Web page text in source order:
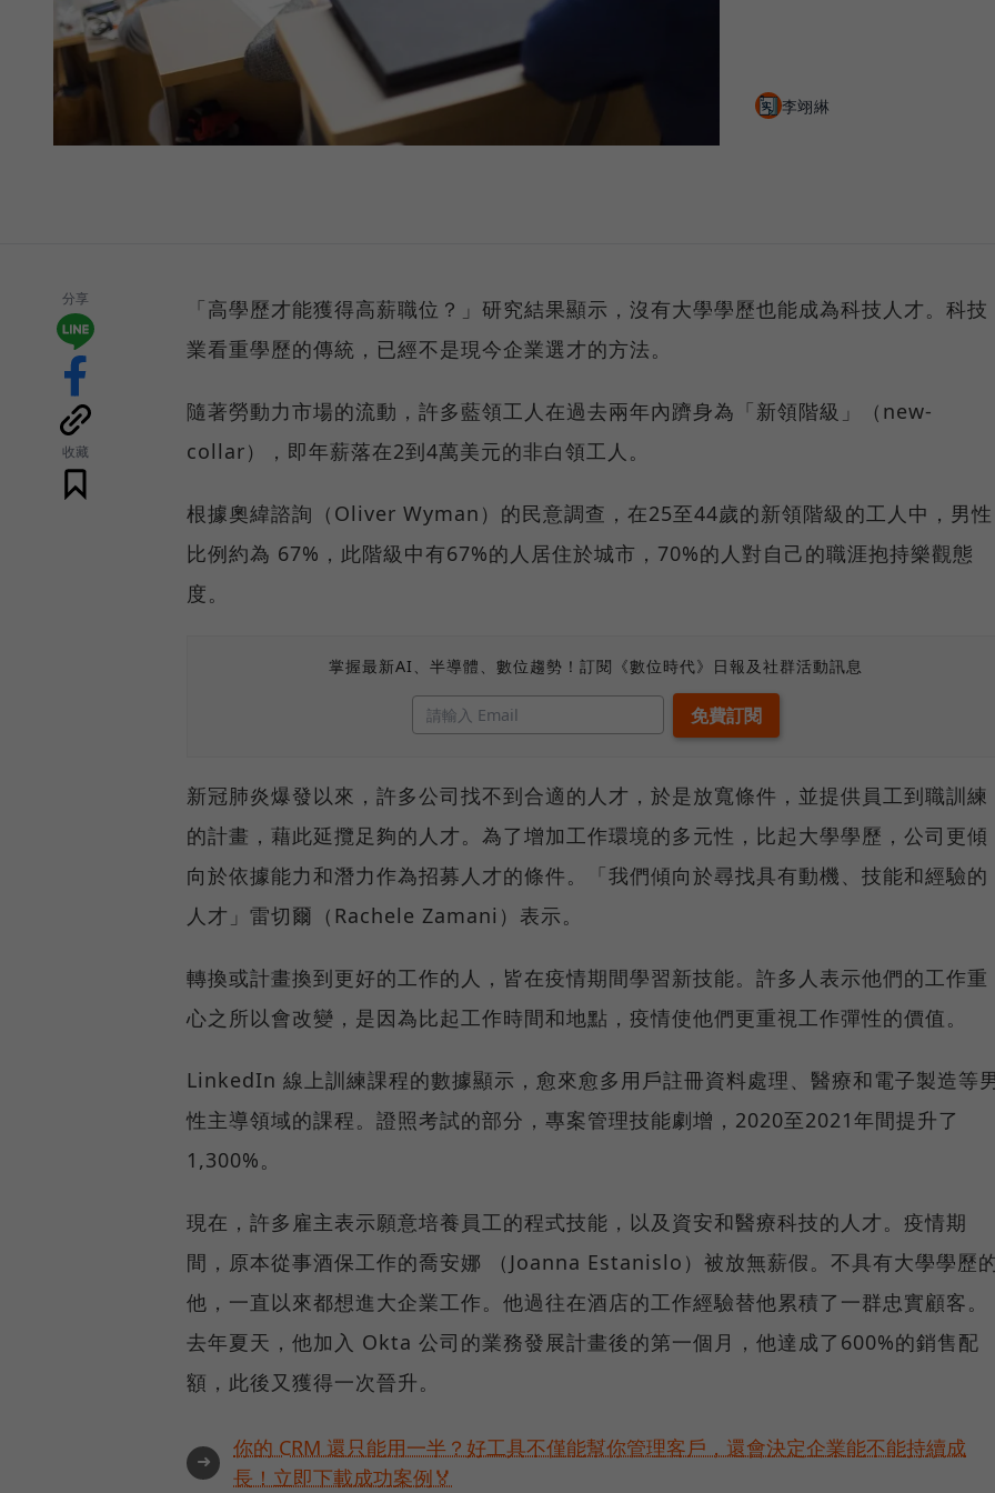
李翊綝
分享
收藏
「高學歷才能獲得高薪職位？」研究結果顯示，沒有大學學歷也能成為科技人才。科技
業看重學歷的傳統，已經不是現今企業選才的方法。
隨著勞動力市場的流動，許多藍領工人在過去兩年內躋身為「新領階級」（new-
collar），即年薪落在2到4萬美元的非白領工人。
根據奧緯諮詢（Oliver Wyman）的民意調查，在25至44歲的新領階級的工人中，男性
比例約為 67%，此階級中有67%的人居住於城市，70%的人對自己的職涯抱持樂觀態
度。
掌握最新AI、半導體、數位趨勢！訂閱《數位時代》日報及社群活動訊息
新冠肺炎爆發以來，許多公司找不到合適的人才，於是放寬條件，並提供員工到職訓練
的計畫，藉此延攬足夠的人才。為了增加工作環境的多元性，比起大學學歷，公司更傾
向於依據能力和潛力作為招募人才的條件。「我們傾向於尋找具有動機、技能和經驗的
人才」雷切爾（Rachele Zamani）表示。
轉換或計畫換到更好的工作的人，皆在疫情期間學習新技能。許多人表示他們的工作重
心之所以會改變，是因為比起工作時間和地點，疫情使他們更重視工作彈性的價值。
LinkedIn 線上訓練課程的數據顯示，愈來愈多用戶註冊資料處理、醫療和電子製造等
性主導領域的課程。證照考試的部分，專案管理技能劇增，2020至2021年間提升了
1,300%。
現在，許多雇主表示願意培養員工的程式技能，以及資安和醫療科技的人才。疫情期
間，原本從事酒保工作的喬安娜 （Joanna Estanislo）被放無薪假。不具有大學學歷
他，一直以來都想進大企業工作。他過往在酒店的工作經驗替他累積了一群忠實顧客。
去年夏天，他加入 Okta 公司的業務發展計畫後的第一個月，他達成了600%的銷售配
額，此後又獲得一次晉升。
➜
你的 CRM 還只能用一半？好工具不僅能幫你管理客戶，還會決定企業能不能持續成
長！立即下載成功案例🏅